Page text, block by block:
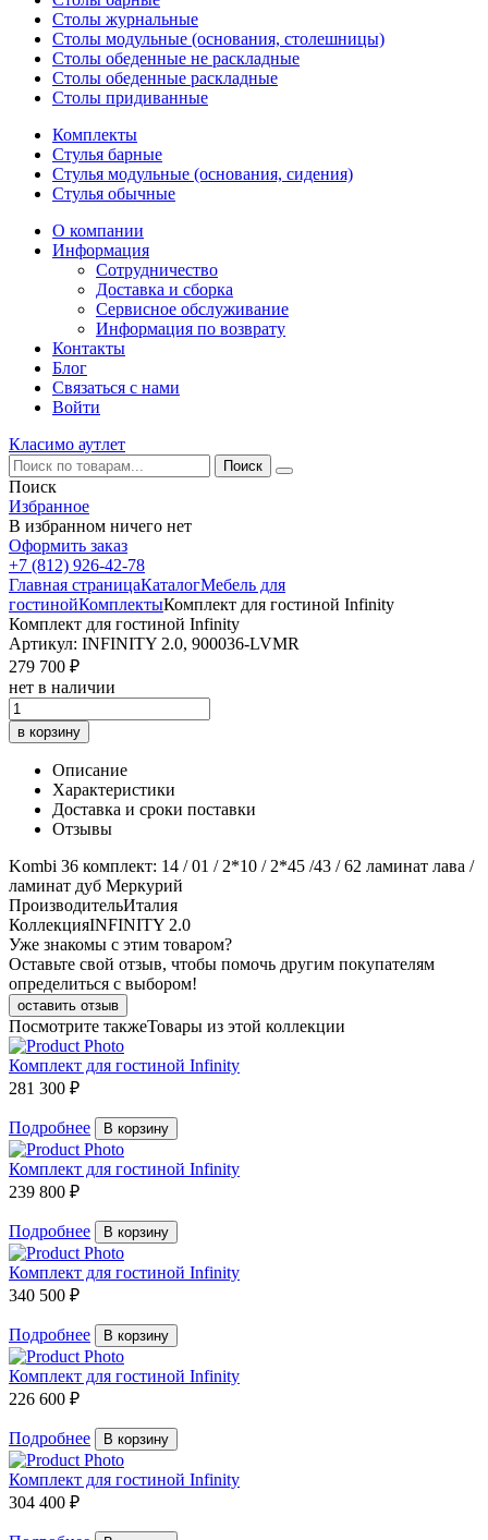
Столы журнальные
Столы модульные (основания, столешницы)
Столы обеденные не раскладные
Столы обеденные раскладные
Столы придиванные
Комплекты
Стулья барные
Стулья модульные (основания, сидения)
Стулья обычные
О компании
Информация
Сотрудничество
Доставка и сборка
Сервисное обслуживание
Информация по возврату
Контакты
Блог
Связаться с нами
Войти
Класимо аутлет
Поиск
Избранное
В избранном ничего нет
Оформить заказ
+7 (812) 926-42-78
Главная страницаКаталогМебель для
гостинойКомплектыКомплект для гостиной Infinity
Комплект для гостиной Infinity
Артикул: INFINITY 2.0, 900036-LVMR
279 700 ₽
нет в наличии
в корзину
Описание
Характеристики
Доставка и сроки поставки
Отзывы
Kombi 36 комплект: 14 / 01 / 2*10 / 2*45 /43 / 62 ламинат лава /
ламинат дуб Меркурий
ПроизводительИталия
КоллекцияINFINITY 2.0
Уже знакомы с этим товаром?
Оставьте свой отзыв, чтобы помочь другим покупателям
определиться с выбором!
оставить отзыв
Посмотрите такжеТовары из этой коллекции
Комплект для гостиной Infinity
281 300 ₽
Подробнее В корзину
Комплект для гостиной Infinity
239 800 ₽
Подробнее В корзину
Комплект для гостиной Infinity
340 500 ₽
Подробнее В корзину
Комплект для гостиной Infinity
226 600 ₽
Подробнее В корзину
Комплект для гостиной Infinity
304 400 ₽